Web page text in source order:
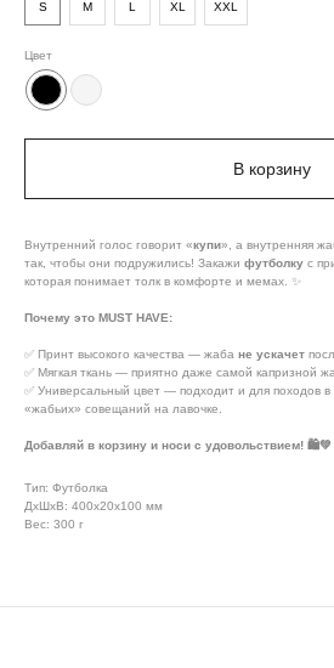
S M L XL XXL
Цвет
В корзину
Внутренний голос говорит «купи», а внутренняя
так, чтобы они подружились! Закажи футболку с
которая понимает толк в комфорте и мемах. ✨
Почему это MUST HAVE:
✅ Принт высокого качества — жаба не ускачет
✅ Мягкая ткань — приятно даже самой капризной
✅ Универсальный цвет — подходит и для походов
«жабьих» совещаний на лавочке.
Добавляй в корзину и носи с удовольствием! 🛍️💚
Тип: Футболка
ДxШxВ: 400x20x100 мм
Вес: 300 г